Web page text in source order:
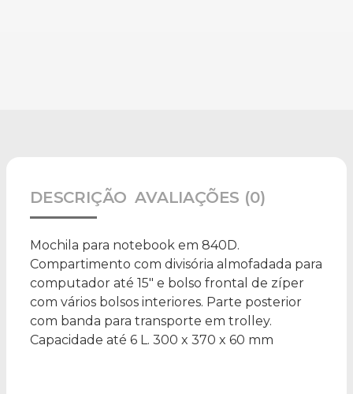
DESCRIÇÃO AVALIAÇÕES (0)
Mochila para notebook em 840D.
Compartimento com divisória almofadada para
computador até 15″ e bolso frontal de zíper
com vários bolsos interiores. Parte posterior
com banda para transporte em trolley.
Capacidade até 6 L. 300 x 370 x 60 mm